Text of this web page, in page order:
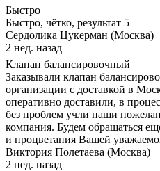
Быстро
Быстро, чётко, результат 5
Сердолика Цукерман (Москва)
2 нед. назад
Клапан балансировочный
Заказывали клапан
организации с доставкой в
оперативно доставили, в
без проблем учли наши
компания. Будем обращаться
и процветания Вашей
Виктория Полетаева (Москва)
2 нед. назад